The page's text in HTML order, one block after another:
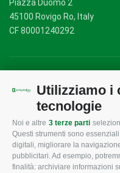
Utilizziamo i
tecnologie
Noi e altre 3 terze parti
Questi strumenti sono
digitali, migliorare la
pubblicitari. Ad esempio,
finalità: archiviare informazioni
Piazza Duomo 2
45100 Rovigo Ro, Italy
CF 80001240292
CONFAGRICOLTURA
ROVIGO
L'Associazione